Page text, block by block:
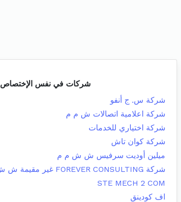
شركات في نفس الإختصاص
شركة س. ج أنفو
شركة اعلامية اتصالات ش م م
شركة اختياري للخدمات
شركة كوان تاش
ميلين أوديت سرفيس ش ش م م
شركة FOREVER CONSULTING غير مقيمة ش ش م م
STE MECH 2 COM
اف كودينق